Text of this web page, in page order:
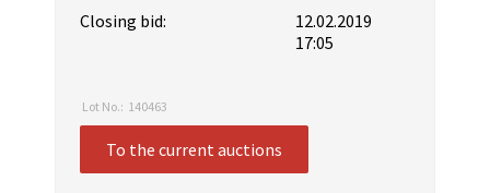
Closing bid:
12.02.2019
17:05
Lot No.: 140463
To the current auctions